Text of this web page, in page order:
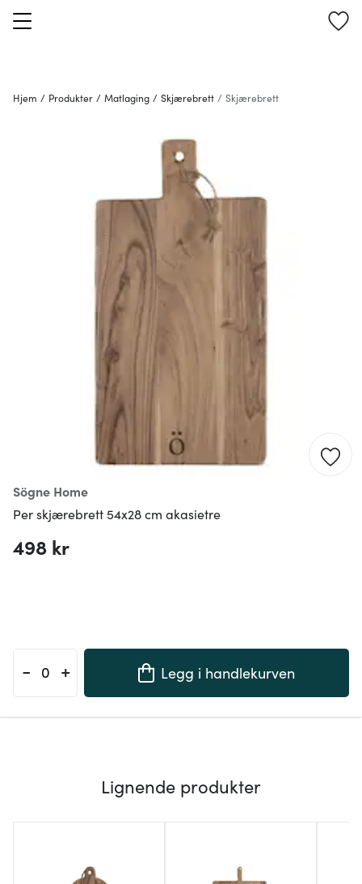
Hjem / Produkter / Matlaging / Skjærebrett / Skjærebrett
Sögne Home
Per skjærebrett 54x28 cm akasietre
498 kr
- + Legg i handlekurven
Lignende produkter